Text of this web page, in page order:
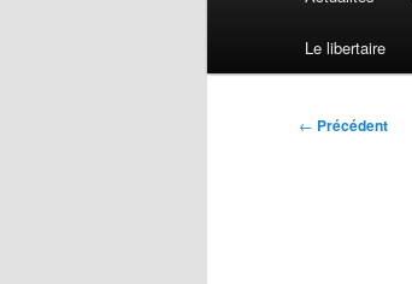
Le libertaire
Navigation
← Précédent